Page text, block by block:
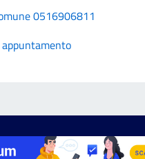
0516906811